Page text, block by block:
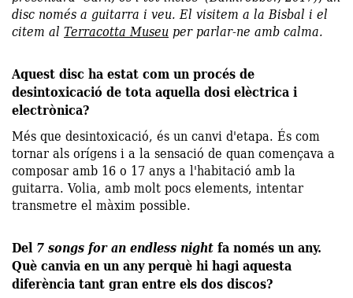
disc només a guitarra i veu. El visitem a la Bisbal i el
citem al Terracotta Museu per parlar-ne amb calma.
Aquest disc ha estat com un procés de
desintoxicació de tota aquella dosi elèctrica i
electrònica?
Més que desintoxicació, és un canvi d'etapa. És com
tornar als orígens i a la sensació de quan començava a
composar amb 16 o 17 anys a l'habitació amb la
guitarra. Volia, amb molt pocs elements, intentar
transmetre el màxim possible.
Del7 songs for an endless nightfa només un any.
Què canvia en un any perquè hi hagi aquesta
diferència tant gran entre els dos discos?